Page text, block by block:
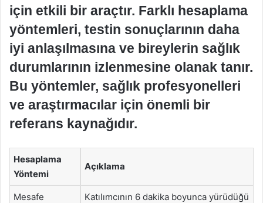
için etkili bir araçtır. Farklı hesaplama
yöntemleri, testin sonuçlarının daha
iyi anlaşılmasına ve bireylerin sağlık
durumlarının izlenmesine olanak tanır.
Bu yöntemler, sağlık profesyonelleri
ve araştırmacılar için önemli bir
referans kaynağıdır.
Hesaplama
Yöntemi
Açıklama
Mesafe
Katılımcının 6 dakika boyunca yürüdüğü